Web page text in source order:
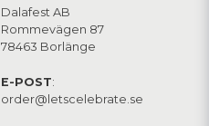
Dalafest AB
Rommevägen 87
78463 Borlänge
E-POST:
order@letscelebrate.se